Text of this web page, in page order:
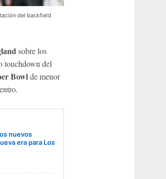
del backfield
sobre los
touchdown del
Bowlde menor
nuevos
era para Los